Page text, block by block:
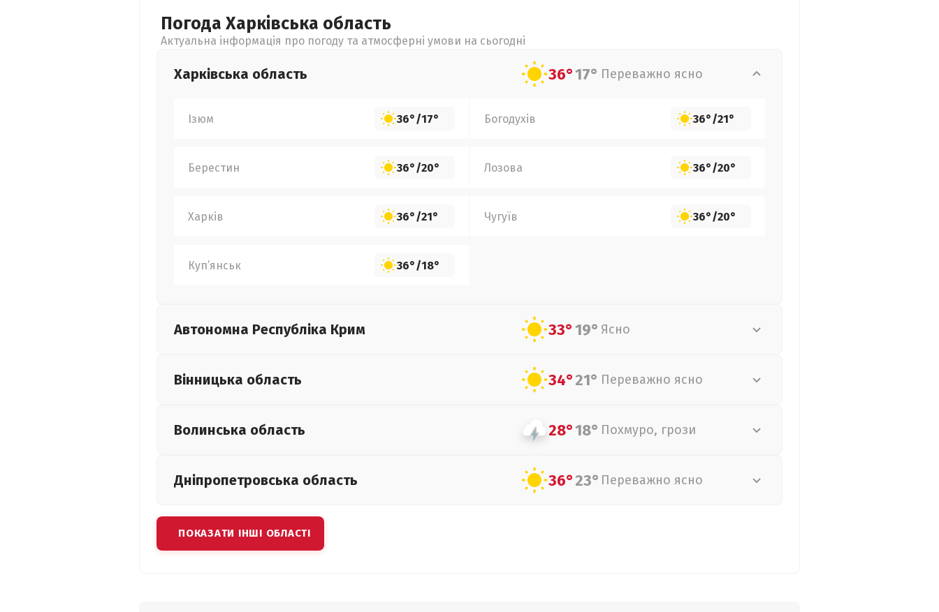
Погода Харківська область
Актуальна інформація про погоду та атмосферні умови на сьогодні
Харківська область 36°17° Переважно ясно
Ізюм 36°/17° Богодухів 36°/21°
Берестин 36°/20° Лозова 36°/20°
Харків 36°/21° Чугуїв 36°/20°
Куп’янськ 36°/18°
Автономна Республіка Крим 33°19° Ясно
Вінницька область 34°21° Переважно ясно
Волинська область 28°18° Похмуро, грози
Дніпропетровська область 36°23° Переважно ясно
ПОКАЗАТИ ІНШІ ОБЛАСТІ